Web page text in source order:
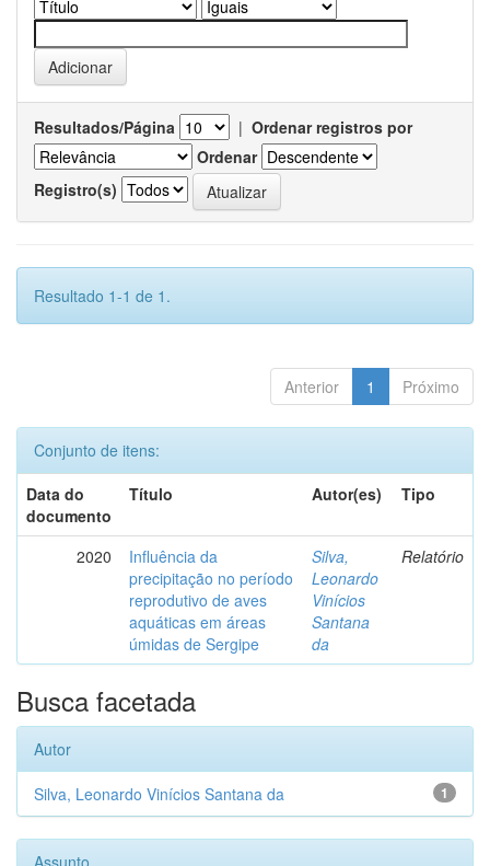
Resultados/Página | Ordenar registros por
Ordenar
Registro(s)
Resultado 1-1 de 1.
Anterior 1 Próximo
Conjunto de itens:
Data do
documento
Título Autor(es) Tipo
2020
Influência da
precipitação no período
reprodutivo de aves
aquáticas em áreas
úmidas de Sergipe
Silva,
Leonardo
Vinícios
Santana
da
Relatório
Busca facetada
Autor
1
Silva, Leonardo Vinícios Santana da
Assunto